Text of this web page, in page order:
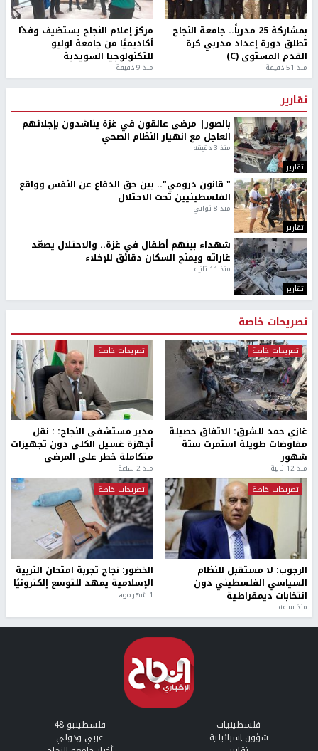
بمشاركة 25 مدرباً.. جامعة النجاح
تطلق دورة إعداد مدربي كرة
القدم المستوى (C)
منذ 51 دقيقة
مركز إعلام النجاح يستضيف وفدًا
أكاديميًا من جامعة لوليو
للتكنولوجيا السويدية
منذ 9 دقيقة
تقارير
تقارير
بالصور| مرضى عالقون في غزة يناشدون بإجلائهم
العاجل مع انهيار النظام الصحي
منذ 3 دقيقة
تقارير
" قانون درومي".. بين حق الدفاع عن النفس وواقع
الفلسطينيين تحت الاحتلال
منذ 8 ثواني
تقارير
شهداء بينهم أطفال في غزة.. والاحتلال يصعّد
غاراته ويمنح السكان دقائق للإخلاء
منذ 11 ثانية
تصريحات خاصة
تصريحات خاصة
غازي حمد للشرق: الاتفاق حصيلة
مفاوضات طويلة استمرت ستة
شهور
منذ 12 ثانية
تصريحات خاصة
مدير مستشفى النجاح: : نقل
أجهزة غسيل الكلى دون تجهيزات
متكاملة خطر على المرضى
منذ 2 ساعة
تصريحات خاصة
الرجوب: لا مستقبل للنظام
السياسي الفلسطيني دون
انتخابات ديمقراطية
منذ ساعة
تصريحات خاصة
الخضور: نجاح تجربة امتحان التربية
الإسلامية يمهد للتوسع إلكترونيًا
1 شهر ago
فلسطينيات فلسطينيو 48
شؤون إسرائيلية عربي ودولي